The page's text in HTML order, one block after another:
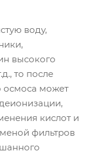
воду,
высокого
то после
осмоса может
кислот и
фильтров